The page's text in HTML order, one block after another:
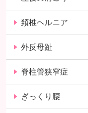
頚椎ヘルニア
外反母趾
脊柱管狭窄症
ぎっくり腰